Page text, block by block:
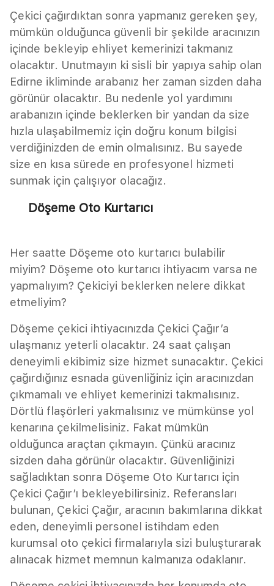
Çekici çağırdıktan sonra yapmanız gereken şey,
mümkün olduğunca güvenli bir şekilde aracınızın
içinde bekleyip ehliyet kemerinizi takmanız
olacaktır. Unutmayın ki sisli bir yapıya sahip olan
Edirne ikliminde arabanız her zaman sizden daha
görünür olacaktır. Bu nedenle yol yardımını
arabanızın içinde beklerken bir yandan da size
hızla ulaşabilmemiz için doğru konum bilgisi
verdiğinizden de emin olmalısınız. Bu sayede
size en kısa sürede en profesyonel hizmeti
sunmak için çalışıyor olacağız.
Döşeme Oto Kurtarıcı
Her saatte Döşeme oto kurtarıcı bulabilir
miyim? Döşeme oto kurtarıcı ihtiyacım varsa ne
yapmalıyım? Çekiciyi beklerken nelere dikkat
etmeliyim?
Döşeme çekici ihtiyacınızda Çekici Çağır’a
ulaşmanız yeterli olacaktır. 24 saat çalışan
deneyimli ekibimiz size hizmet sunacaktır. Çekici
çağırdığınız esnada güvenliğiniz için aracınızdan
çıkmamalı ve ehliyet kemerinizi takmalısınız.
Dörtlü flaşörleri yakmalısınız ve mümkünse yol
kenarına çekilmelisiniz. Fakat mümkün
olduğunca araçtan çıkmayın. Çünkü aracınız
sizden daha görünür olacaktır. Güvenliğinizi
sağladıktan sonra Döşeme Oto Kurtarıcı için
Çekici Çağır’ı bekleyebilirsiniz. Referansları
bulunan, Çekici Çağır, aracının bakımlarına dikkat
eden, deneyimli personel istihdam eden
kurumsal oto çekici firmalarıyla sizi buluşturarak
alınacak hizmet memnun kalmanıza odaklanır.